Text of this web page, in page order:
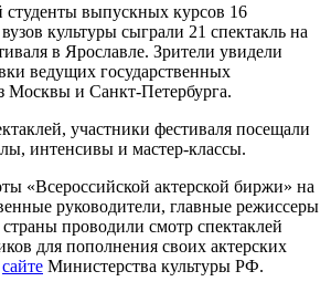
студенты выпускных курсов 16
культуры сыграли 21 спектакль на
в Ярославле. Зрители увидели
ведущих государственных
Москвы и Санкт-Петербурга.
участники фестиваля посещали
интенсивы и мастер-классы.
«Всероссийской актерской биржи» на
руководители, главные режиссеры
страны проводили смотр спектаклей
для пополнения своих актерских
сайте Министерства культуры РФ.